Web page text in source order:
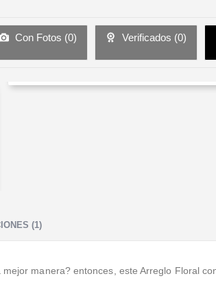
Con Fotos (0) Verificados (0)
(1)
manera? entonces, este Arreglo Floral